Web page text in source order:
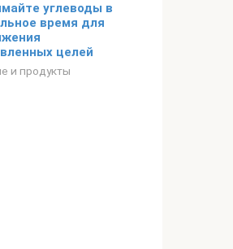
углеводы в
время для
целей
и продукты